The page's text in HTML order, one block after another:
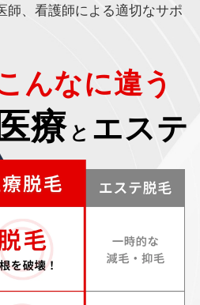
師、看護師による適切なサポ
んなに違う
医療 と エステ